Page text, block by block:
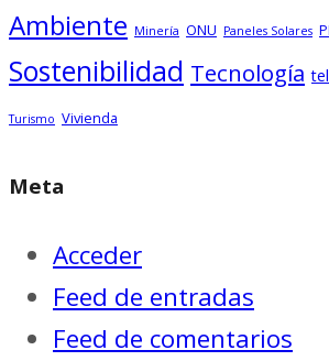
Ambiente Minería ONU Paneles Solares
Sostenibilidad Tecnología
Turismo Vivienda
Meta
Acceder
Feed de entradas
Feed de comentarios